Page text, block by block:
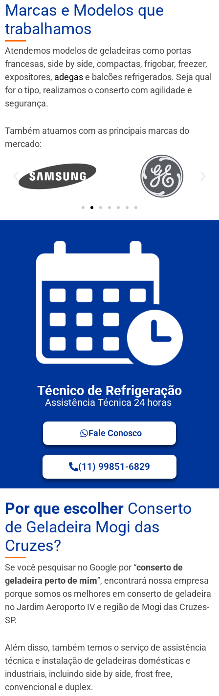
Marcas e Modelos que
trabalhamos
Atendemos modelos de geladeiras como portas
francesas, side by side, compactas, frigobar, freezer,
expositores, adegase balcões refrigerados. Seja qual
for o tipo, realizamos o conserto com agilidade e
segurança.
Também atuamos com as principais marcas do
mercado:
Técnico de Refrigeração
Assistência Técnica 24 horas
Fale Conosco
(11) 99851-6829
Por que escolher Conserto
de Geladeira Mogi das
Cruzes?
Se você pesquisar no Google por “conserto de
geladeira perto de mim”, encontrará nossa empresa
porque somos os melhores em conserto de geladeira
no Jardim Aeroporto IV e região de Mogi das Cruzes-
SP.
Além disso, também temos o serviço de assistência
técnica e instalação de geladeiras domésticas e
industriais, incluindo side by side, frost free,
convencional e duplex.